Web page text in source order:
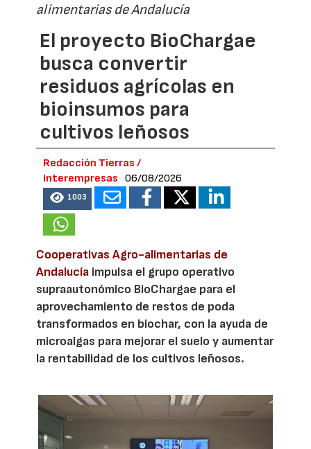
alimentarias de Andalucía
El proyecto BioChargae
busca convertir
residuos agrícolas en
bioinsumos para
cultivos leñosos
Redacción Tierras /
Interempresas
06/08/2026
1003
Cooperativas Agro-alimentarias de
Andalucía impulsa el grupo operativo
supraautonómico BioChargae para el
aprovechamiento de restos de poda
transformados en biochar, con la ayuda de
microalgas para mejorar el suelo y aumentar
la rentabilidad de los cultivos leñosos.